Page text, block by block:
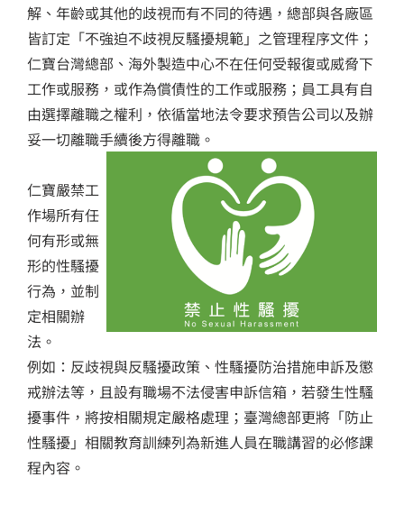
解、年齡或其他的歧視而有不同的待遇，總部與各廠區
皆訂定「不強迫不歧視反騷擾規範」之管理程序文件；
仁寶台灣總部、海外製造中心不在任何受報復或威脅下
工作或服務，或作為償債性的工作或服務；員工具有自
由選擇離職之權利，依循當地法令要求預告公司以及辦
妥一切離職手續後方得離職。
仁寶嚴禁工
作場所有任
何有形或無
形的性騷擾
行為，並制
定相關辦
法。
例如：反歧視與反騷擾政策、性騷擾防治措施申訴及懲
戒辦法等，且設有職場不法侵害申訴信箱，若發生性騷
擾事件，將按相關規定嚴格處理；臺灣總部更將「防止
性騷擾」相關教育訓練列為新進人員在職講習的必修課
程內容。